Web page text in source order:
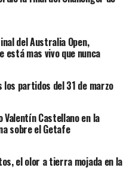
del Australia Open,
está mas vivo que nunca
los partidos del 31 de marzo
Valentín Castellano en la
sobre el Getafe
el olor a tierra mojada en la